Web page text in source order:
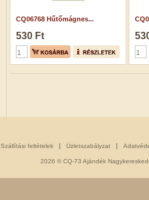
CQ06768 Hűtőmágnes...
530 Ft
Szállítási feltételek Üzletszabályzat
2026 © CQ-73 Ajándék